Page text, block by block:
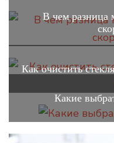
В чем разница
Как очистить
Какие